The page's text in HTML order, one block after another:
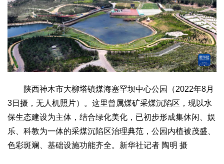
陕西神木市大柳塔镇煤海塞罕坝中心公园（2022年8月
3日摄，无人机照片）。这里曾属煤矿采煤沉陷区，现以水
保生态建设为主体，结合绿化美化，已初步形成集休闲、娱
乐、科教为一体的采煤沉陷区治理典范，公园内植被茂盛、
色彩斑斓、基础设施功能齐全。新华社记者 陶明 摄